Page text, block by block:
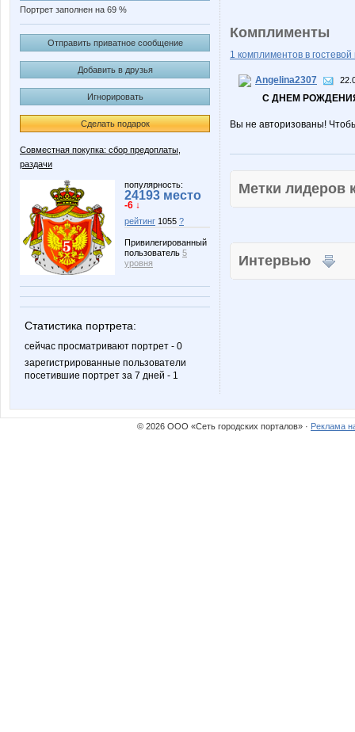
Портрет заполнен на 69 %
Отправить приватное сообщение
Добавить в друзья
Игнорировать
Сделать подарок
Совместная покупка: сбор предоплаты,
раздачи
популярность:
24193 место
-6 ↓
рейтинг 1055 ?
Привилегированный
пользователь 5
уровня
Статистика портрета:
сейчас просматривают портрет - 0
зарегистрированные пользователи
посетившие портрет за 7 дней - 1
Комплименты
1 комплиментов в гостевой
Angelina2307
С ДНЕМ
Вы не авторизованы!
Метки
Интервью
© 2026 ООО «Сеть городских порталов» · Реклама